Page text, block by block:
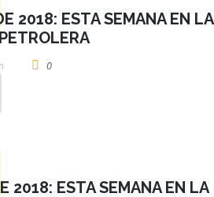
2018: ESTA SEMANA EN LA
0
2018: ESTA SEMANA EN LA